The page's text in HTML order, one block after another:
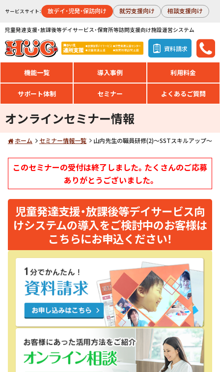
サービスサイト： 放デイ・児発・保訪向け 就労支援向け 相談支援向け
児童発達支援・放課後等デイサービス・保育所等訪問支援向け施設運営システム
資料請求
機能一覧 導入事例 利用料金
サポート体制 セミナー よくあるご質問
オンラインセミナー情報
ホーム セミナー情報一覧 山内先生の職員研修(2)～SSTスキルアップ～
このセミナーの受付は終了しました。たくさんのご応募
ありがとうございました。
児童発達支援・放課後等デイサービス向
けシステムの導入をご検討中のお客様は
こちらにお申込ください！